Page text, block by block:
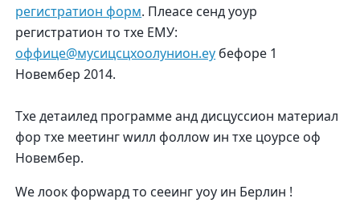
регистратион форм. Плеасе сенд yоур
регистратион то тхе ЕМУ:
оффице@мусицсцхоолунион.еу бефоре 1
Новембер 2014.
Тхе детаилед программе анд дисцуссион материал
фор тхе меетинг wилл фоллоw ин тхе цоурсе оф
Новембер.
Wе лоок форwард то сееинг yоу ин Берлин !